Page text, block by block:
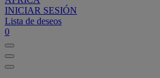
INICIAR SESIÓN
Lista de deseos
0